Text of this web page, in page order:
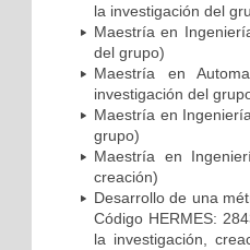
la investigación del
Maestría en
del grupo)
Maestría en
investigación del
Maestría en
grupo)
Maestría en
creación)
Desarrollo de una
Código HERMES:
la investigación,